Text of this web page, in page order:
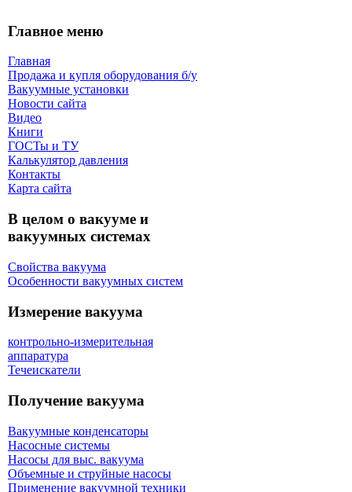
Главное меню
Главная
Продажа и купля оборудования б/y
Вакуумные установки
Новости сайта
Видео
Книги
ГОСТы и ТУ
Калькулятор давления
Контакты
Карта сaйта
В целом о вакууме и
вакуумных системах
Свойства вакуума
Особенности вакуумных систем
Измерение вакуума
контрольно-измерительная
аппаратура
Течеискатели
Получение вакуума
Вакуумные конденсаторы
Насосные системы
Насосы для выс. вакуума
Объемные и струйные насосы
Применение вакуумной техники